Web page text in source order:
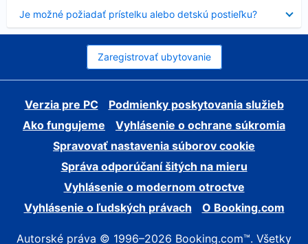
Je možné požiadať prístelku alebo detskú postieľku?
sa
Zaregistrovať ubytovanie
Verzia pre PC
Podmienky poskytovania služieb
Ako fungujeme
Vyhlásenie o ochrane súkromia
Spravovať nastavenia súborov cookie
Správa odporúčaní šitých na mieru
Vyhlásenie o modernom otroctve
Vyhlásenie o ľudských právach
O Booking.com
Autorské práva © 1996–2026 Booking.com™. Všetky